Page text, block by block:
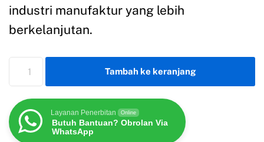
industri manufaktur yang lebih
berkelanjutan.
Tambah ke keranjang
Layanan Penerbitan Online
Butuh Bantuan? Obrolan Via
WhatsApp